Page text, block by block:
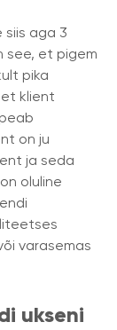
siis aga 3
see, et pigem
pika
klient
on ju
ja seda
oluline
varasemas
ukseni